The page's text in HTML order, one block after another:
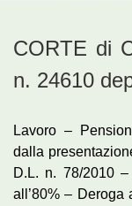
CORTE di
n. 24610
Lavoro –
dalla
D.L. n. 78/2010
all’80% –